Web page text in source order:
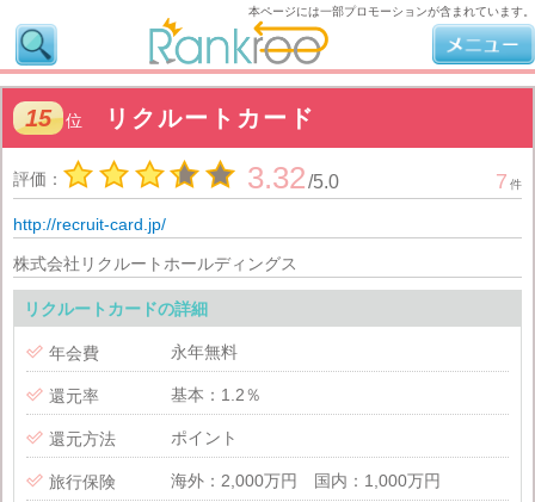
15 位 リクルートカード
評価： 3.32/5.0 7 件
http://recruit-card.jp/
株式会社リクルートホールディングス
リクルートカードの詳細
 年会費 永年無料
 還元率 基本：1.2％
 還元方法 ポイント
 旅行保険 海外：2,000万円 国内：1,000万円
本ページには一部プロモーションが含まれています。